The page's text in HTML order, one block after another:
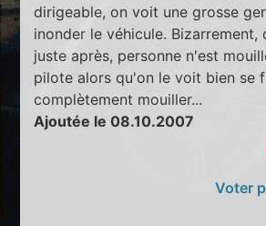
dirigeable, on voit une grosse
inonder le véhicule. Bizarrement,
juste après, personne n'est
pilote alors qu'on le voit bien se
complètement mouiller...
Ajoutée le 08.10.2007
Voter